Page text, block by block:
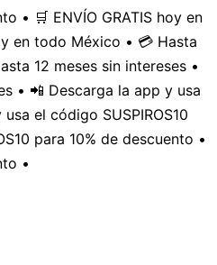
• 🛒 ENVÍO GRATIS hoy en
en todo México • 💳 Hasta
12 meses sin intereses •
• 📲 Descarga la app y usa
el código SUSPIROS10
para 10% de descuento •
•